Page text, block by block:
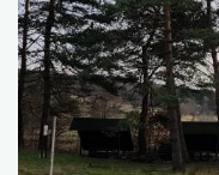
музей
Проживання
кемпінги